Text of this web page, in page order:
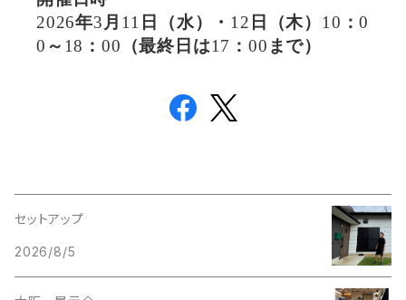
2026年3 月 11 日（水）・ 12 日（木） 10 ：0
0 ～ 18 ：00 （最終日は17 ：00 まで）
セットアップ
2026/8/5